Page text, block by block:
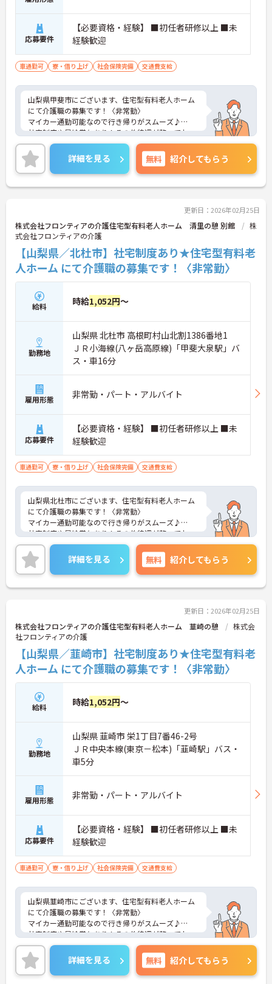
応募要件
【必要資格・経験】 ■初任者研修以上 ■未
経験歓迎
車通勤可 寮・借り上げ 社会保険完備 交通費支給
山梨県甲斐市にございます、住宅型有料老人ホーム
にて介護職の募集です！〈非常勤〉
マイカー通勤可能なので行き帰りがスムーズ♪
社宅制度や昇給賞与あり！その他待遇が整ってお
り、安定した環境の中で働きたい方にピッタリです
★
ご興味のある方は、マイナビ介護職までお問い合わ
せください。
詳細を見る 無料 紹介してもらう
更新日：2026年02月25日
株式会社フロンティアの介護住宅型有料老人ホーム 清里の憩 別館
株
式会社フロンティアの介護
【山梨県／北杜市】社宅制度あり★住宅型有料老
人ホーム にて介護職の募集です！〈非常勤〉
給料 時給1,052円～
勤務地
山梨県 北杜市 高根町村山北割1386番地1
ＪＲ小海線(八ヶ岳高原線)「甲斐大泉駅」バ
ス・車16分
雇用形態 非常勤・パート・アルバイト
応募要件
【必要資格・経験】 ■初任者研修以上 ■未
経験歓迎
車通勤可 寮・借り上げ 社会保険完備 交通費支給
山梨県北杜市にございます、住宅型有料老人ホーム
にて介護職の募集です！〈非常勤〉
マイカー通勤可能なので行き帰りがスムーズ♪
社宅制度や昇給賞与あり！その他待遇が整ってお
り、安定した環境の中で働きたい方にピッタリです
★
ご興味のある方は、マイナビ介護職までお問い合わ
せください。
詳細を見る 無料 紹介してもらう
更新日：2026年02月25日
株式会社フロンティアの介護住宅型有料老人ホーム 韮崎の憩
株式会
社フロンティアの介護
【山梨県／韮崎市】社宅制度あり★住宅型有料老
人ホーム にて介護職の募集です！〈非常勤〉
給料 時給1,052円～
勤務地
山梨県 韮崎市 栄1丁目7番46-2号
ＪＲ中央本線(東京－松本)「韮崎駅」バス・
車5分
雇用形態 非常勤・パート・アルバイト
応募要件
【必要資格・経験】 ■初任者研修以上 ■未
経験歓迎
車通勤可 寮・借り上げ 社会保険完備 交通費支給
山梨県韮崎市にございます、住宅型有料老人ホーム
にて介護職の募集です！〈非常勤〉
マイカー通勤可能なので行き帰りがスムーズ♪
社宅制度や昇給賞与あり！その他待遇が整ってお
り、安定した環境の中で働きたい方にピッタリです
★
ご興味のある方は、マイナビ介護職までお問い合わ
せください。
詳細を見る 無料 紹介してもらう